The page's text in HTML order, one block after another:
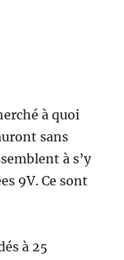
à quoi
sans
à s’y
9V. Ce sont
à 25